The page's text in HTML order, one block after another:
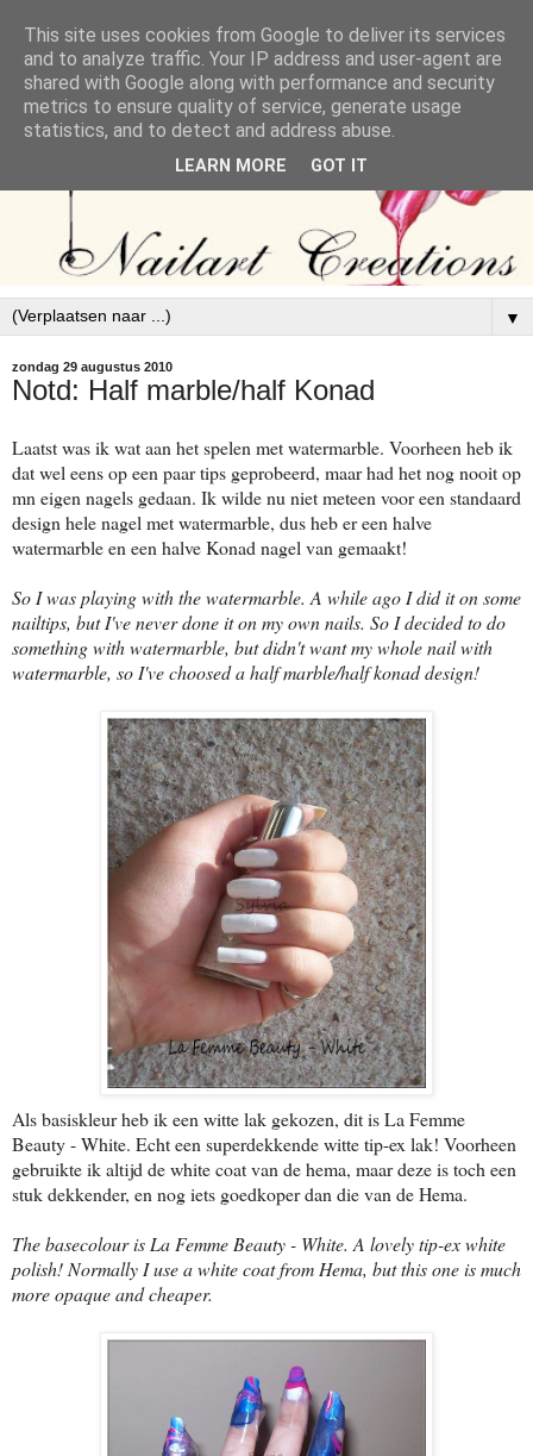
▼
zondag 29 augustus 2010
Notd: Half marble/half Konad
Laatst was ik wat aan het spelen met watermarble. Voorheen heb ik
dat wel eens op een paar tips geprobeerd, maar had het nog nooit op
mn eigen nagels gedaan. Ik wilde nu niet meteen voor een standaard
design hele nagel met watermarble, dus heb er een halve
watermarble en een halve Konad nagel van gemaakt!
So I was playing with the watermarble. A while ago I did it on some
nailtips, but I've never done it on my own nails. So I decided to do
something with watermarble, but didn't want my whole nail with
watermarble, so I've choosed a half marble/half konad design!
Als basiskleur heb ik een witte lak gekozen, dit is La Femme
Beauty - White. Echt een superdekkende witte tip-ex lak! Voorheen
gebruikte ik altijd de white coat van de hema, maar deze is toch een
stuk dekkender, en nog iets goedkoper dan die van de Hema.
The basecolour is La Femme Beauty - White. A lovely tip-ex white
polish! Normally I use a white coat from Hema, but this one is much
more opaque and cheaper.
This site uses cookies from Google to deliver its services
and to analyze traffic. Your IP address and user-agent are
shared with Google along with performance and security
metrics to ensure quality of service, generate usage
statistics, and to detect and address abuse.
LEARN MORE GOT IT